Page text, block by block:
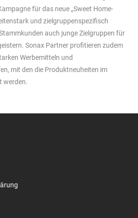
für das neue „Sweet Home-
und zielgruppenspezifisch
auch junge Zielgruppen für
Sonax Partner profitieren zudem
Werbemitteln und
mit den die Produktneuheiten im
werden.